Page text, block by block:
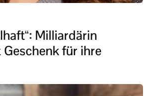
Milliardärin
für ihre